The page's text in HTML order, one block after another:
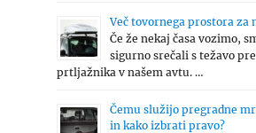
Več tovornega prostora za
Če že nekaj časa vozimo,
sigurno srečali s težavo
prtljažnika v našem avtu. …
Čemu služijo pregradne
in kako izbrati pravo?